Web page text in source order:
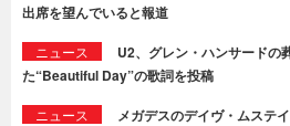
出席を望んでいると報道
ニュース
U2、グレン・ハンサードの
た“Beautiful Day”の歌詞を投稿
ニュース
メガデスのデイヴ・ムステ